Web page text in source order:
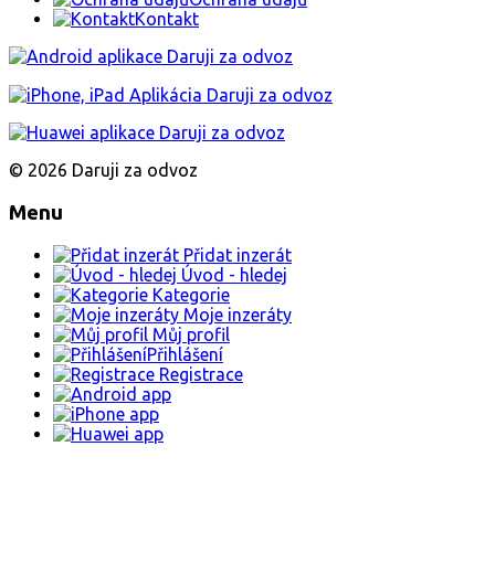
Kontakt
© 2026 Daruji za odvoz
Menu
Přidat inzerát
Úvod - hledej
Kategorie
Moje inzeráty
Můj profil
Přihlášení
Registrace